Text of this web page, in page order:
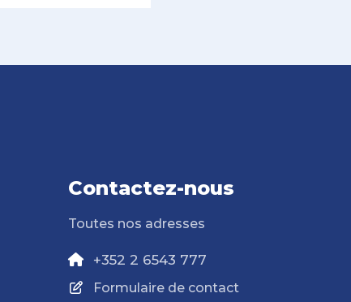
Contactez-nous
Toutes nos adresses
+352 2 6543 777
Formulaire de contact